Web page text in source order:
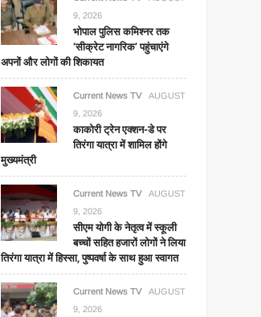
9, 2026
भोपाल पुलिस कमिश्नर तक
‘सीक्रेट नागरिक’ पहुंचाएंगे
अपनों और लोगों की शिकायत
Current News TV
AUGUST
9, 2026
काकोरी ट्रेन एक्शन-डे पर
तिरंगा यात्रा में शामिल होंगे
मुख्यमंत्री
Current News TV
AUGUST
9, 2026
सीएम योगी के नेतृत्व में स्कूली
बच्चों सहित हजारों लोगों ने लिया
तिरंगा यात्रा में हिस्सा, पुष्पवर्षा के साथ हुआ स्वागत
Current News TV
AUGUST
9, 2026